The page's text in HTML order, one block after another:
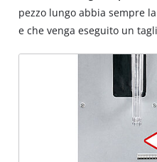
pezzo lungo abbia sempre
e che venga eseguito un